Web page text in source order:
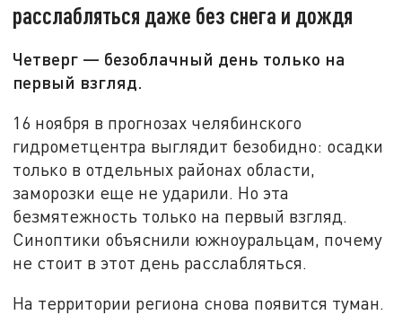
расслабляться даже без снега и дождя
Четверг — безоблачный день только на
первый взгляд.
16 ноября в прогнозах челябинского
гидрометцентра выглядит безобидно: осадки
только в отдельных районах области,
заморозки еще не ударили. Но эта
безмятежность только на первый взгляд.
Синоптики объяснили южноуральцам, почему
не стоит в этот день расслабляться.
На территории региона снова появится туман.